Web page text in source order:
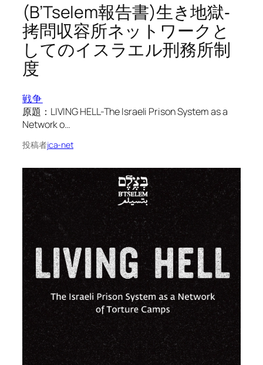
(B’Tselem報告書)生き地獄‐
拷問収容所ネットワークと
してのイスラエル刑務所制
度
戦争
原題：LIVING HELL-The Israeli Prison System as a
Network o…
投稿者jca-net